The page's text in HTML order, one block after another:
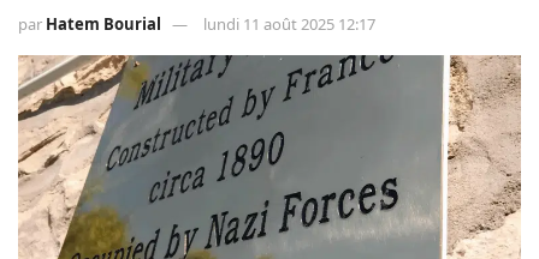
par Hatem Bourial lundi 11 août 2025 12:17